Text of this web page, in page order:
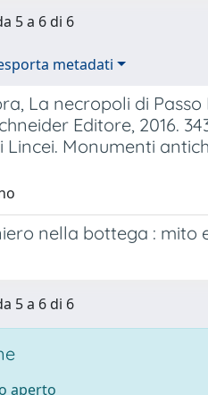
5 a 6 di 6
metadati
La necropoli di
Editore, 2016.
Monumenti
nella bottega :
5 a 6 di 6
aperto